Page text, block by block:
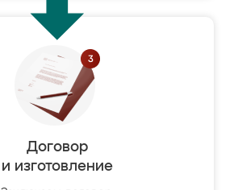
Договор
и изготовление